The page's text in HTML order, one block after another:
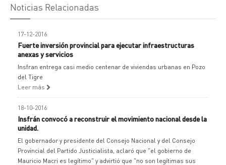
Noticias Relacionadas
17-12-2016
Fuerte inversión provincial para ejecutar infraestructuras
anexas y servicios
Insfran entrega casi medio centenar de viviendas urbanas en Pozo
del Tigre
Leer más
18-10-2016
Insfrán convocó a reconstruir el movimiento nacional desde la
unidad.
El gobernador y presidente del Consejo Nacional y del Consejo
Provincial del Partido Justicialista, aclaró que "el gobierno de
Mauricio Macri es legítimo" y advirtió que "no son legítimas sus